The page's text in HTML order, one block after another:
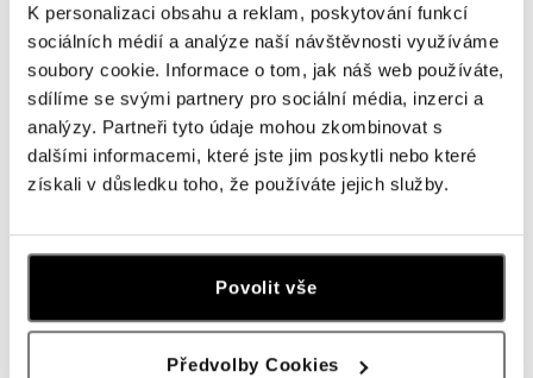
K personalizaci obsahu a reklam, poskytování funkcí
sociálních médií a analýze naší návštěvnosti využíváme
soubory cookie. Informace o tom, jak náš web používáte,
sdílíme se svými partnery pro sociální média, inzerci a
analýzy. Partneři tyto údaje mohou zkombinovat s
dalšími informacemi, které jste jim poskytli nebo které
získali v důsledku toho, že používáte jejich služby.
Povolit vše
Předvolby Cookies
HALADA Na Příkopě, Praha
Na Příkopě 16, 110 00 Praha 1
tel.: +420608028615
dnes otevřeno do 19:00
Česká 23, 602 00 Brno
tel.: +420602443261
dnes otevřeno do 19:00
HALADA OC Avion, Ostrava